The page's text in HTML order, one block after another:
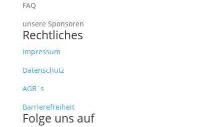
FAQ
unsere Sponsoren
Rechtliches
Impressum
Datenschutz
AGB´s
Barrierefreiheit
Folge uns auf